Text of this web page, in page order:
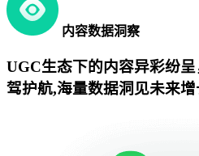
内容数据洞察
UGC生态下的内容异彩纷
驾护航,海量数据洞见未来增